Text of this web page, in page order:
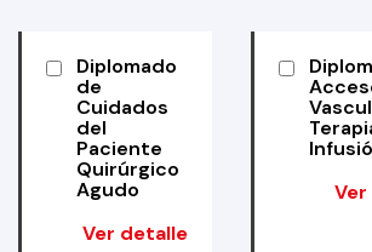
Diplomado
de
Cuidados
del
Paciente
Quirúrgico
Agudo
Ver detalle